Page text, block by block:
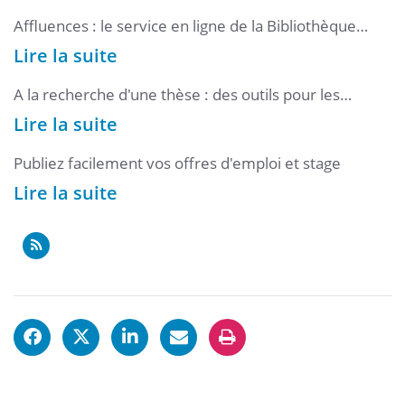
Affluences : le service en ligne de la Bibliothèque
Universitaire sur Rendez-vous
Lire la suite
A la recherche d'une thèse : des outils pour les
doctorants
Lire la suite
Publiez facilement vos offres d'emploi et stage
Lire la suite